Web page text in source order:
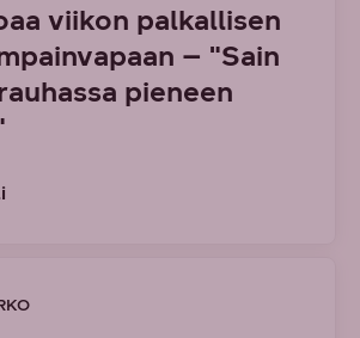
viikon palkallisen
– "Sain
pieneen